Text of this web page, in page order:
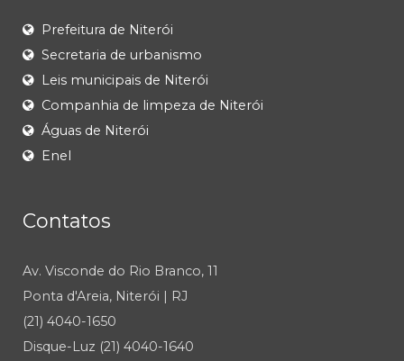
Prefeitura de Niterói
Secretaria de urbanismo
Leis municipais de Niterói
Companhia de limpeza de Niterói
Águas de Niterói
Enel
Contatos
Av. Visconde do Rio Branco, 11
Ponta d'Areia, Niterói | RJ
(21) 4040-1650
Disque-Luz (21) 4040-1640